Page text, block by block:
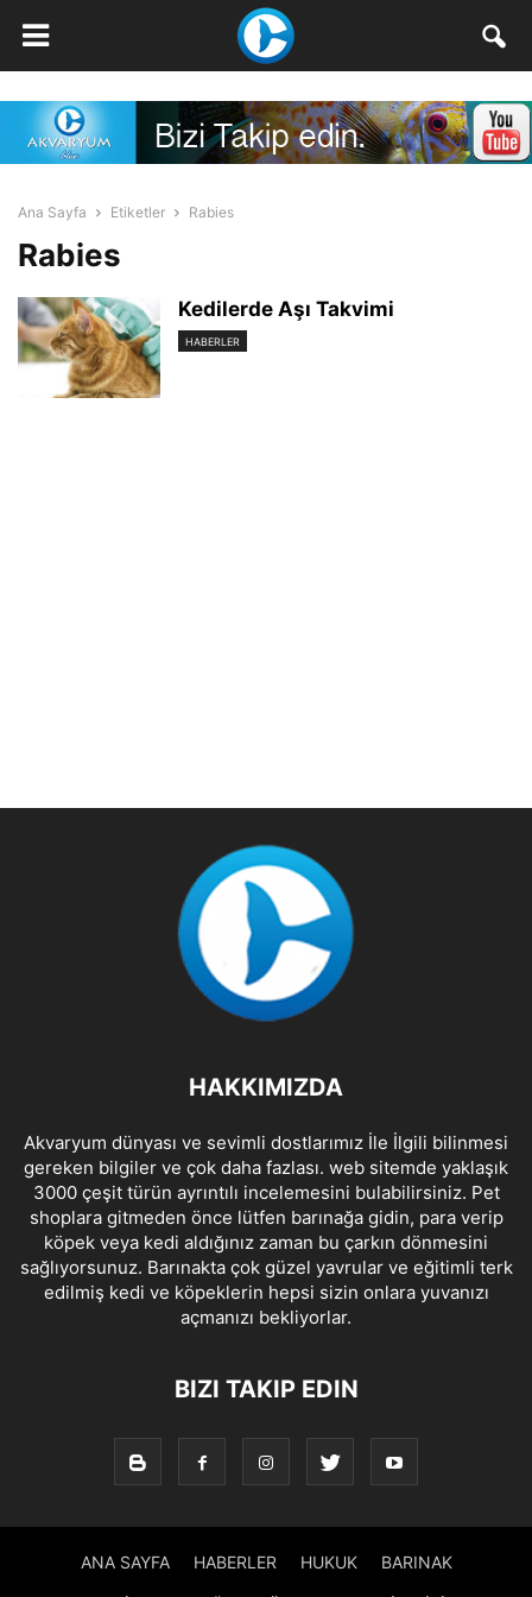
Ana Sayfa Etiketler Rabies
Rabies
Kedilerde Aşı Takvimi
HABERLER
HAKKIMIZDA
Akvaryum dünyası ve sevimli dostlarımız İle İlgili bilinmesi
gereken bilgiler ve çok daha fazlası. web sitemde yaklaşık
3000 çeşit türün ayrıntılı incelemesini bulabilirsiniz. Pet
shoplara gitmeden önce lütfen barınağa gidin, para verip
köpek veya kedi aldığınız zaman bu çarkın dönmesini
sağlıyorsunuz. Barınakta çok güzel yavrular ve eğitimli terk
edilmiş kedi ve köpeklerin hepsi sizin onlara yuvanızı
açmanızı bekliyorlar.
BIZI TAKIP EDIN
ANA SAYFA HABERLER HUKUK BARINAK